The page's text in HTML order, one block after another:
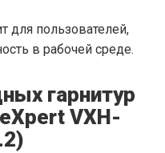
для пользователей,
в рабочей среде.
гарнитур
VXH-